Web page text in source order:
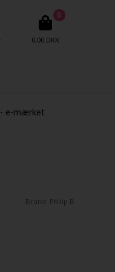
0
0,00 DKK
- e-mærket
Brand: Philip B